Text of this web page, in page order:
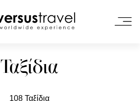
Ταξίδια
108 Ταξίδια